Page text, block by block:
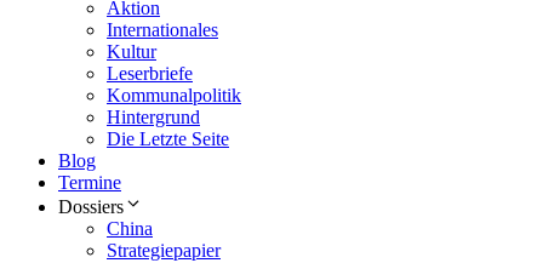
Aktion
Internationales
Kultur
Leserbriefe
Kommunalpolitik
Hintergrund
Die Letzte Seite
Blog
Termine
Dossiers
China
Strategiepapier